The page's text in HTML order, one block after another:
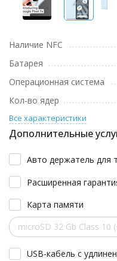
Наличие NFC
Батарея
Операционная система
Кол-во ядер
Все характеристики
Дополнительные
Авто держатель для
Расширенная
Карта памяти
microSD 32 Gb Class 10
USB-кабель с